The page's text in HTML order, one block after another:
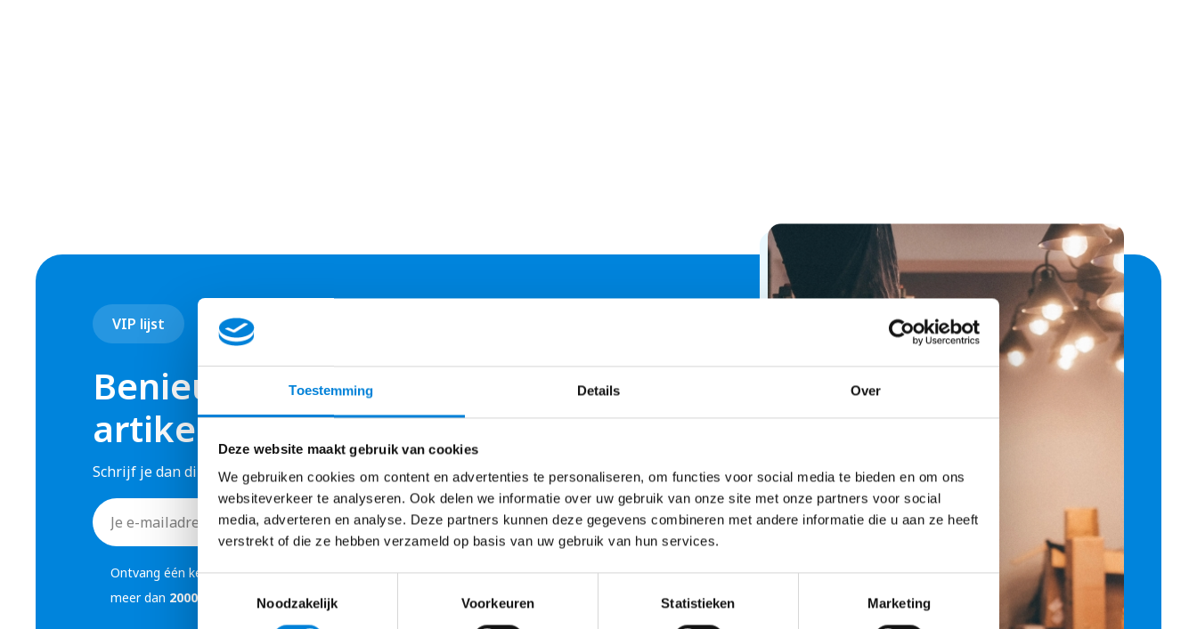
Toestemming Details Over
Deze website maakt gebruik van cookies
We gebruiken cookies om content en advertenties te personaliseren, om functies voor social media te bieden en om ons
websiteverkeer te analyseren. Ook delen we informatie over uw gebruik van onze site met onze partners voor social
media, adverteren en analyse. Deze partners kunnen deze gegevens combineren met andere informatie die u aan ze heeft
verstrekt of die ze hebben verzameld op basis van uw gebruik van hun services.
Toestemmingsselectie
Noodzakelijk
Voorkeuren Statistieken Marketing
VIP lijst
Benieuwd naar onze andere
artikelen?
Schrijf je dan direct in voor onze VIP lijst, en je ontvangt onze artikelen al eerste.
E-
mailadres
Ontvang één keer per twee weken een mail met interessante content. Al
meer dan 2000 Elektromonteurs zijn lid!